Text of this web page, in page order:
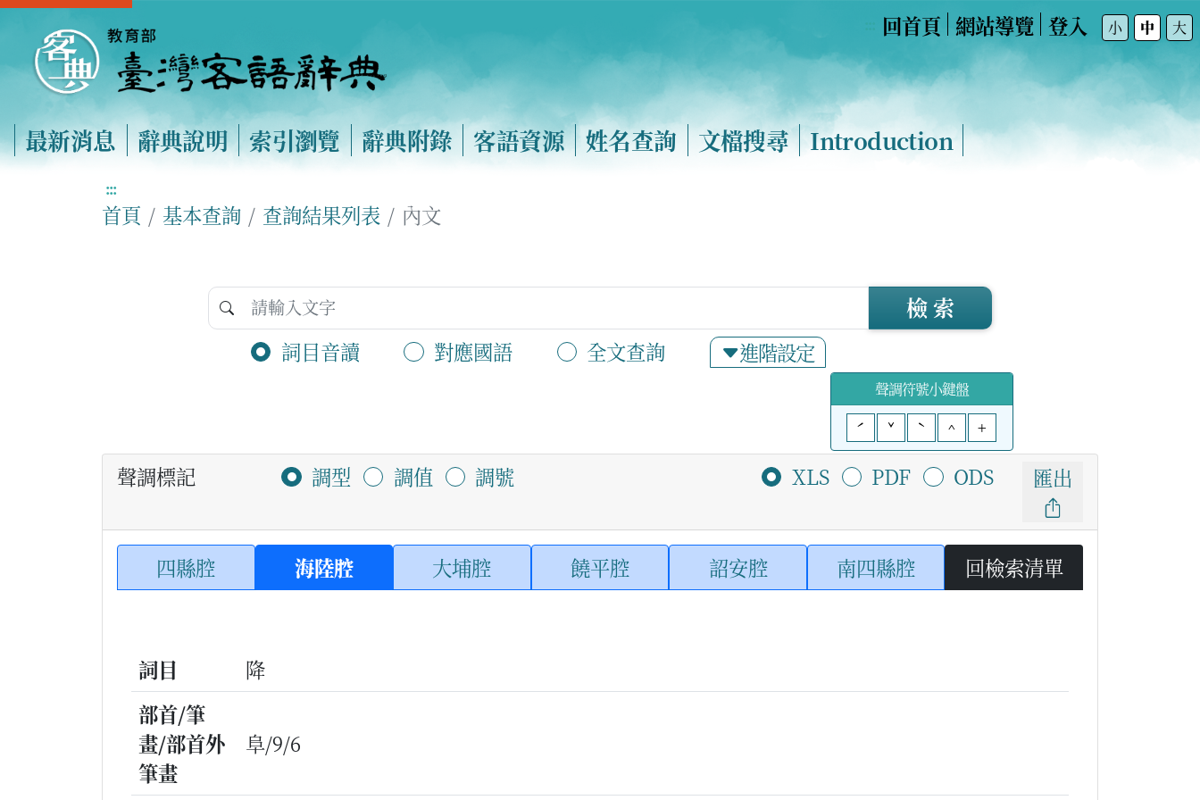
回首頁 網站導覽 登入 小 中 大
最新消息 辭典說明 索引瀏覽 辭典附錄 客語資源 姓名查詢 文檔搜尋 Introduction
:::
首頁 基本查詢 查詢結果列表 內文
詞目音讀 對應國語 全文查詢 進階設定
檢 索
聲調符號小鍵盤
ˊ
ˇ ˋ ^ +
聲調標記 調型 調值 調號 XLS PDF ODS 匯出
四縣腔 海陸腔 大埔腔 饒平腔 詔安腔 南四縣腔 回檢索清單
詞目
降
部首/筆
畫/部首外
筆畫
阜/9/6